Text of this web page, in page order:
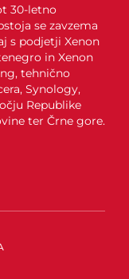
30-letno
se zavzema
s podjetji Xenon
in Xenon
tehnično
Synology,
Republike
ter Črne gore.